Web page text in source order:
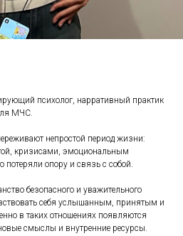
психолог, нарративный практик
МЧС.
непростой период жизни:
кризисами, эмоциональным
потеряли опору и связь с собой.
безопасного и уважительного
себя услышанным, принятым и
в таких отношениях появляются
смыслы и внутренние ресурсы.